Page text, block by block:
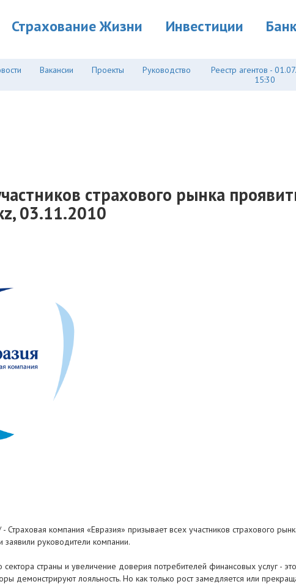
Страхование Жизни Инвестиции
Вакансии Проекты Руководство
Реестр агентов -
15:30
страхового рынка
03.11.2010
компания «Евразия» призывает всех участников страхового
руководители компании.
страны и увеличение доверия потребителей финансовых услуг -
демонстрируют лояльность. Но как только рост замедляется или